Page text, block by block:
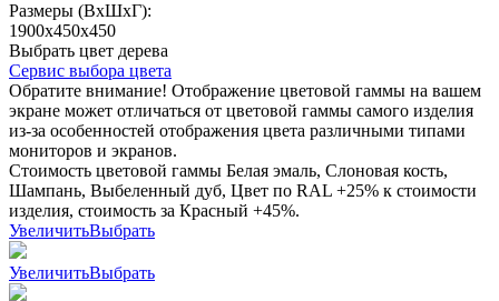
Размеры (ВхШхГ):
1900x450x450
Выбрать цвет дерева
Сервис выбора цвета
Обратите внимание! Отображение цветовой гаммы на вашем
экране может отличаться от цветовой гаммы самого изделия
из-за особенностей отображения цвета различными типами
мониторов и экранов.
Стоимость цветовой гаммы Белая эмаль, Слоновая кость,
Шампань, Выбеленный дуб, Цвет по RAL +25% к стоимости
изделия, стоимость за Красный +45%.
УвеличитьВыбрать
УвеличитьВыбрать